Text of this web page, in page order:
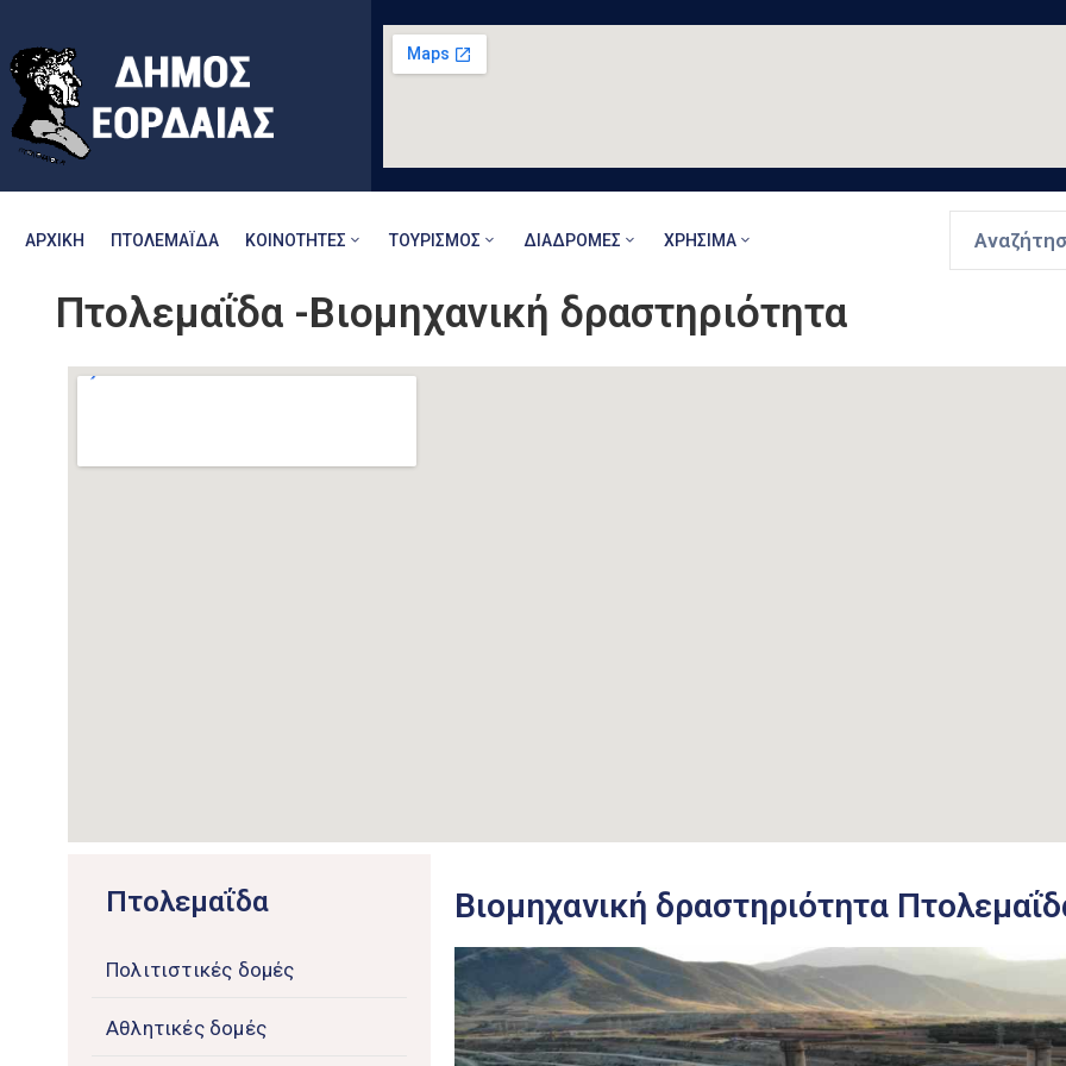
ΑΡΧΙΚΉ ΠΤΟΛΕΜΑΪ́ΔΑ ΚΟΙΝΌΤΗΤΕΣ ΤΟΥΡΙΣΜΌΣ ΔΙΑΔΡΟΜΈΣ ΧΡΉΣΙΜΑ
Πτολεμαΐδα -Βιομηχανική δραστηριότητα
Πτολεμαΐδα
Πολιτιστικές δομές
Αθλητικές δομές
Βιομηχανική δραστηριότητα